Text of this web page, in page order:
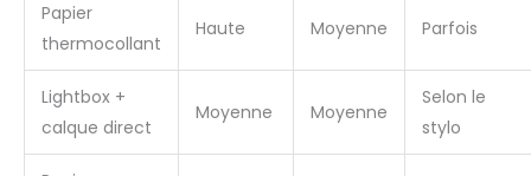
Papier
thermocollant
Haute Moyenne Parfois
Lightbox +
calque direct
Moyenne Moyenne
Selon le
stylo